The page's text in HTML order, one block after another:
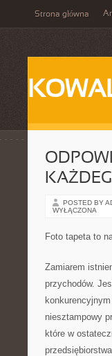
Strona główna
POSTED BY
WYŁĄCZONA
Foto tapeta to
Zamiarem
przychodów.
niesztampowy
które w